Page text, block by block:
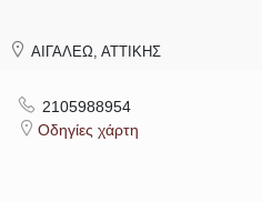
ΑΙΓΑΛΕΩ, ΑΤΤΙΚΗΣ
2105988954
Οδηγίες χάρτη